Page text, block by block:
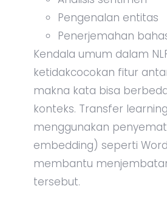
Pengenalan entitas
Penerjemahan
Kendala umum dalam
ketidakcocokan fitur
makna kata bisa
konteks. Transfer
menggunakan
embedding) seperti
membantu
tersebut.